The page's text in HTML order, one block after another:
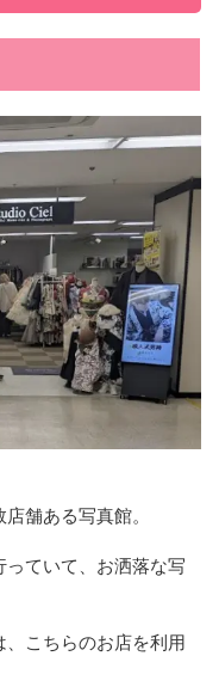
舗ある写真館。
ていて、お洒落な写
こちらのお店を利用